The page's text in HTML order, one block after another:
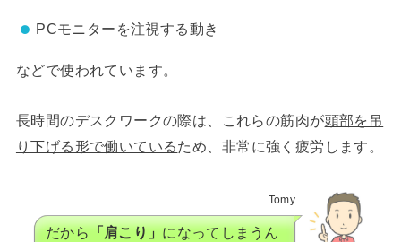
PCモニターを注視する動き
などで使われています。
長時間のデスクワークの際は、これらの筋肉が頭部を吊
り下げる形で働いているため、非常に強く疲労します。
Tomy
だから「肩こり」になってしまうん